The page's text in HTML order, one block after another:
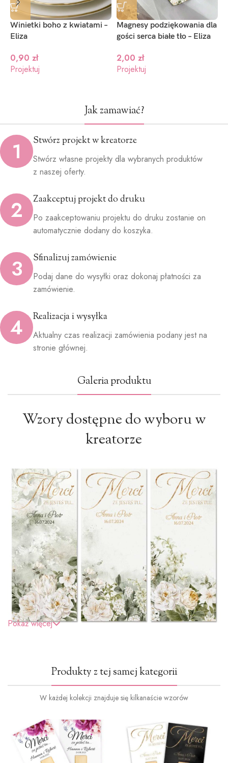
Winietki boho z kwiatami –
Eliza
0,90 zł
Projektuj
Magnesy podziękowania dla
gości serca białe tło – Eliza
2,00 zł
Projektuj
Jak zamawiać?
1 Stwórz projekt w kreatorze
Stwórz własne projekty dla wybranych produktów
z naszej oferty.
2 Zaakceptuj projekt do druku
Po zaakceptowaniu projektu do druku zostanie on
automatycznie dodany do koszyka.
3 Sfinalizuj zamówienie
Podaj dane do wysyłki oraz dokonaj płatności za
zamówienie.
4 Realizacja i wysyłka
Aktualny czas realizacji zamówienia podany jest na
stronie głównej.
Galeria produktu
Wzory dostępne do wyboru w
kreatorze
Pokaż więcej
Produkty z tej samej kategorii
W każdej kolekcji znajduje się kilkanaście wzorów